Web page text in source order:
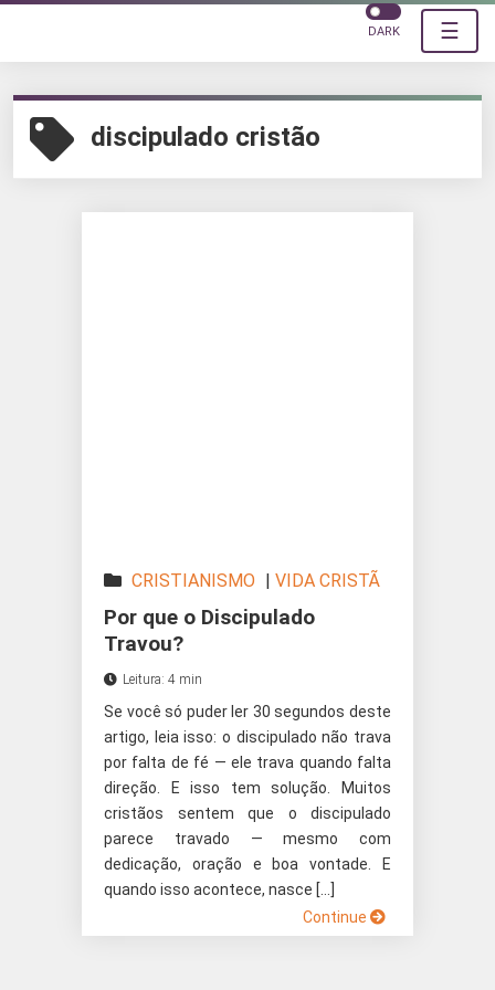
☰
DARK
discipulado cristão
CRISTIANISMO | VIDA CRISTÃ
Por que o Discipulado
Travou?
Leitura: 4 min
Se você só puder ler 30 segundos deste
artigo, leia isso: o discipulado não trava
por falta de fé — ele trava quando falta
direção. E isso tem solução. Muitos
cristãos sentem que o discipulado
parece travado — mesmo com
dedicação, oração e boa vontade. E
quando isso acontece, nasce […]
Continue